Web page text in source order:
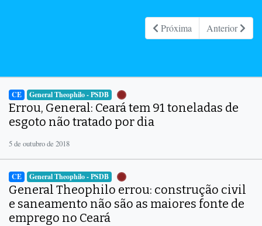
Próxima Anterior
CE General Theophilo - PSDB
Errou, General: Ceará tem 91 toneladas de
esgoto não tratado por dia
5 de outubro de 2018
CE General Theophilo - PSDB
General Theophilo errou: construção civil
e saneamento não são as maiores fonte de
emprego no Ceará